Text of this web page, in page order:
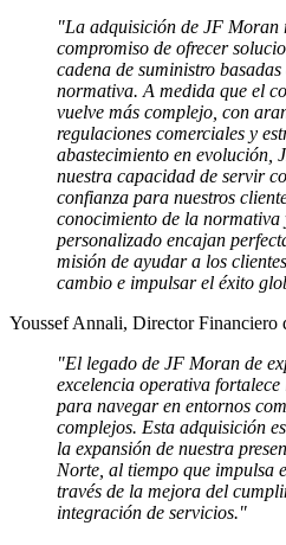
"La adquisición de JF Moran
compromiso de ofrecer
cadena de suministro
normativa. A medida que el
vuelve más complejo, con
regulaciones comerciales y
abastecimiento en evolución,
nuestra capacidad de servir
confianza para nuestros
conocimiento de la normativa
personalizado encajan
misión de ayudar a los
cambio e impulsar el éxito
Youssef Annali, Director Financiero
"El legado de JF Moran de
excelencia operativa
para navegar en entornos
complejos. Esta adquisición
la expansión de nuestra
Norte, al tiempo que impulsa
través de la mejora del
integración de servicios."